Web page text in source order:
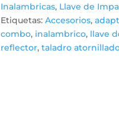
Inalambricas, Llave de
Etiquetas: Accesorios,
combo, inalambrico, llave
reflector, taladro